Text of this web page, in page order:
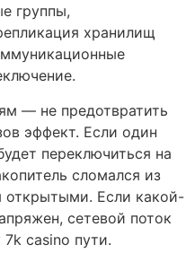
группы,
хранилищ
— не предотвратить
эффект. Если один
переключиться на
сломался из
открытыми. Если какой-
сетевой поток
7k casino пути.